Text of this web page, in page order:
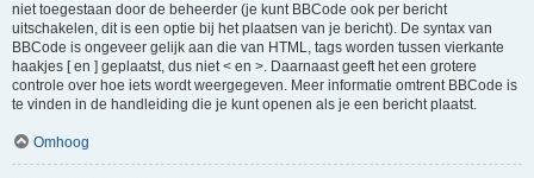
niet toegestaan door de beheerder (je kunt BBCode ook per bericht
uitschakelen, dit is een optie bij het plaatsen van je bericht). De syntax van
BBCode is ongeveer gelijk aan die van HTML, tags worden tussen vierkante
haakjes [ en ] geplaatst, dus niet < en >. Daarnaast geeft het een grotere
controle over hoe iets wordt weergegeven. Meer informatie omtrent BBCode is
te vinden in de handleiding die je kunt openen als je een bericht plaatst.
Omhoog